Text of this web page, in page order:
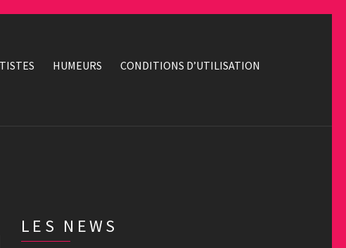
HUMEURS
CONDITIONS D’UTILISATION
LES NEWS